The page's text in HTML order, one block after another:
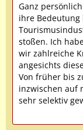
Ganz
ihre
stoßen. Ich
wir zahlreiche
angesichts
Von früher bis
inzwischen auf
sehr selektiv